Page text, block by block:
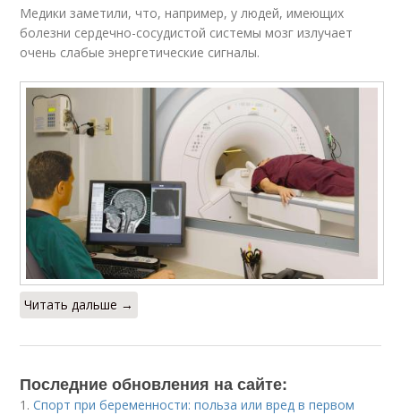
Медики заметили, что, например, у людей, имеющих
болезни сердечно-сосудистой системы мозг излучает
очень слабые энергетические сигналы.
Читать дальше →
Последние обновления на сайте:
1.Спорт при беременности: польза или вред в первом